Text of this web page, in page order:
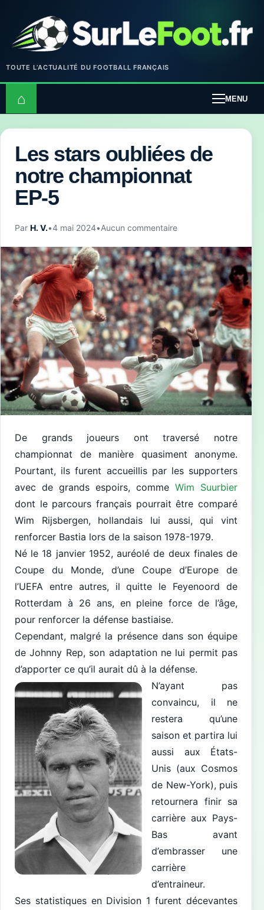
TOUTE L’ACTUALITÉ DU FOOTBALL FRANÇAIS
⌂ MENU
Les stars oubliées de
notre championnat
EP-5
Par H. V.•4 mai 2024•Aucun commentaire
De grands joueurs ont traversé notre
championnat de manière quasiment anonyme.
Pourtant, ils furent accueillis par les supporters
avec de grands espoirs, comme Wim Suurbier
dont le parcours français pourrait être comparé
Wim Rijsbergen, hollandais lui aussi, qui vint
renforcer Bastia lors de la saison 1978-1979.
Né le 18 janvier 1952, auréolé de deux finales de
Coupe du Monde, d’une Coupe d’Europe de
l’UEFA entre autres, il quitte le Feyenoord de
Rotterdam à 26 ans, en pleine force de l’âge,
pour renforcer la défense bastiaise.
Cependant, malgré la présence dans son équipe
de Johnny Rep, son adaptation ne lui permit pas
d’apporter ce qu’il aurait dû à la défense.
N’ayant pas
convaincu, il ne
restera qu’une
saison et partira lui
aussi aux États-
Unis (aux Cosmos
de New-York), puis
retournera finir sa
carrière aux Pays-
Bas avant
d’embrasser une
carrière
d’entraineur.
Ses statistiques en Division 1 furent décevantes